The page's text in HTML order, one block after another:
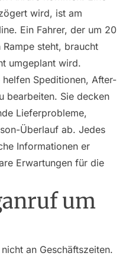
wird, ist am
Ein Fahrer, der um 20
steht, braucht
umgeplant wird.
Speditionen, After-
bearbeiten. Sie decken
Lieferprobleme,
Überlauf ab. Jedes
Informationen er
Erwartungen für die
um
an Geschäftszeiten.